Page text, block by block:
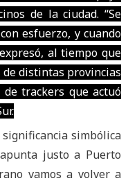
de la ciudad. “Se
esfuerzo, y cuando
al tiempo que
distintas provincias
trackers que actuó
simbólica
justo a Puerto
vamos a volver a